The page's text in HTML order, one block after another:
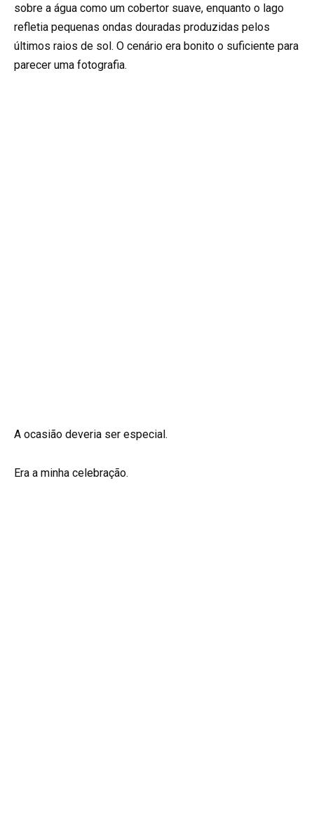
sobre a água como um cobertor suave, enquanto o lago
refletia pequenas ondas douradas produzidas pelos
últimos raios de sol. O cenário era bonito o suficiente para
parecer uma fotografia.
A ocasião deveria ser especial.
Era a minha celebração.